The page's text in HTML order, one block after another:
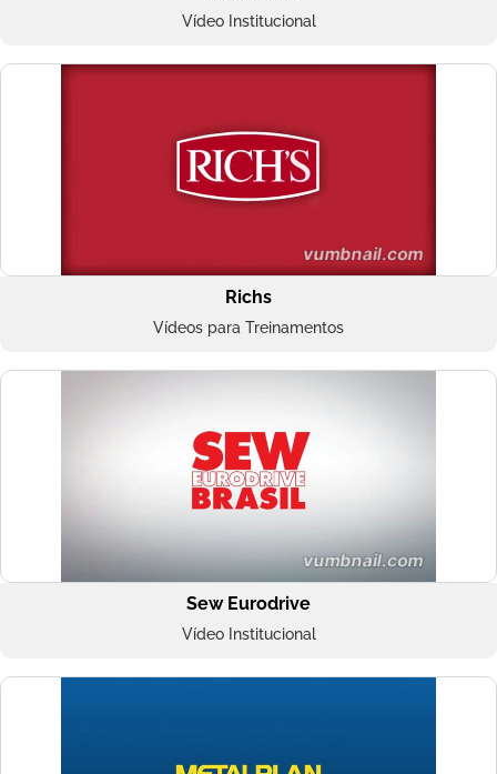
Vídeo Institucional
Richs
Vídeos para Treinamentos
Sew Eurodrive
Vídeo Institucional